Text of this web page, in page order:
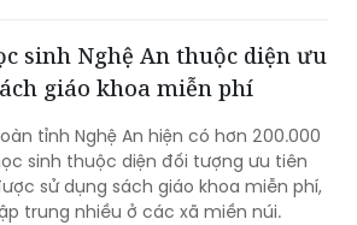
sinh Nghệ An thuộc diện ưu
giáo khoa miễn phí
tỉnh Nghệ An hiện có hơn 200.000
sinh thuộc diện đối tượng ưu tiên
sử dụng sách giáo khoa miễn phí,
trung nhiều ở các xã miền núi.